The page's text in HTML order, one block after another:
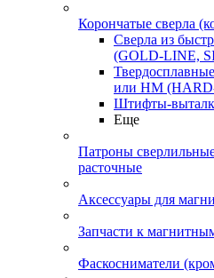
Корончатые сверла
Сверла из
(GOLD-LINE,
или HM
Штифты-
Еще
Патроны
расточные
Аксессуары для
Запчасти к
Фаскосниматели